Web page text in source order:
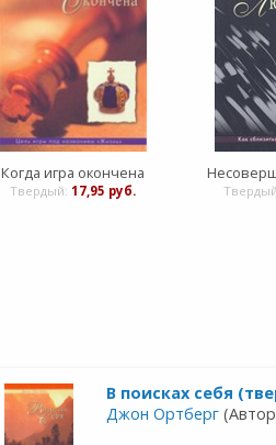
Когда игра окончена
Твердый: 17,95 руб.
В поисках себя
Джон Ортберг